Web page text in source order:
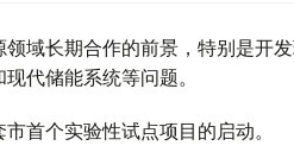
域长期合作的前景，特别是开
代储能系统等问题。
首个实验性试点项目的启动。